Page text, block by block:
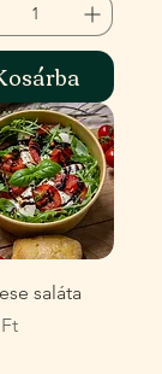
saláta